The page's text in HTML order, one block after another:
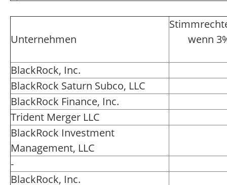
Unternehmen
wenn
BlackRock, Inc.
BlackRock Saturn Subco, LLC
BlackRock Finance, Inc.
Trident Merger LLC
BlackRock Investment
Management, LLC
-
BlackRock, Inc.